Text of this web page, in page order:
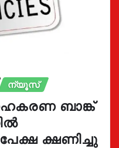
ന്യൂസ്
ബാങ്ക്
ക്ഷണിച്ചു